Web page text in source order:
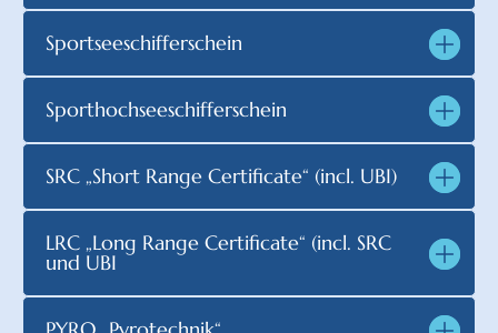
Sportseeschifferschein
Sporthochseeschifferschein
SRC „Short Range Certificate“ (incl. UBI)
LRC „Long Range Certificate“ (incl. SRC
und UBI